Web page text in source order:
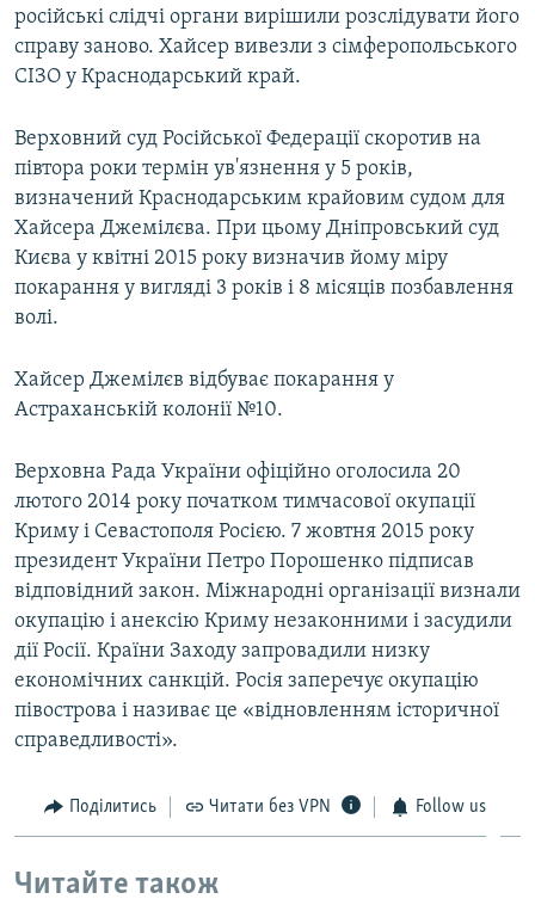
російські слідчі органи вирішили розслідувати його
справу заново. Хайсер вивезли з сімферопольського
СІЗО у Краснодарський край.
Верховний суд Російської Федерації скоротив на
півтора роки термін ув'язнення у 5 років,
визначений Краснодарським крайовим судом для
Хайсера Джемілєва. При цьому Дніпровський суд
Києва у квітні 2015 року визначив йому міру
покарання у вигляді 3 років і 8 місяців позбавлення
волі.
Хайсер Джемілєв відбуває покарання у
Астраханській колонії №10.
Верховна Рада України офіційно оголосила 20
лютого 2014 року початком тимчасової окупації
Криму і Севастополя Росією. 7 жовтня 2015 року
президент України Петро Порошенко підписав
відповідний закон. Міжнародні організації визнали
окупацію і анексію Криму незаконними і засудили
дії Росії. Країни Заходу запровадили низку
економічних санкцій. Росія заперечує окупацію
півострова і називає це «відновленням історичної
справедливості».
Поділитись Читати без VPN Follow us
Читайте також